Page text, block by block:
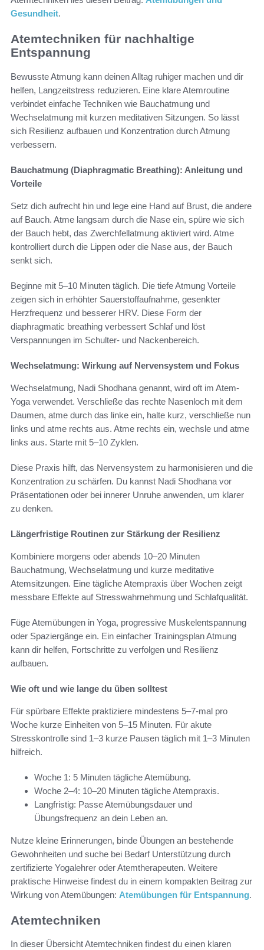
Gesundheit.
Atemtechniken für nachhaltige
Entspannung
Bewusste Atmung kann deinen Alltag ruhiger machen und dir
helfen, Langzeitstress reduzieren. Eine klare Atemroutine
verbindet einfache Techniken wie Bauchatmung und
Wechselatmung mit kurzen meditativen Sitzungen. So lässt
sich Resilienz aufbauen und Konzentration durch Atmung
verbessern.
Bauchatmung (Diaphragmatic Breathing): Anleitung und
Vorteile
Setz dich aufrecht hin und lege eine Hand auf Brust, die andere
auf Bauch. Atme langsam durch die Nase ein, spüre wie sich
der Bauch hebt, das Zwerchfellatmung aktiviert wird. Atme
kontrolliert durch die Lippen oder die Nase aus, der Bauch
senkt sich.
Beginne mit 5–10 Minuten täglich. Die tiefe Atmung Vorteile
zeigen sich in erhöhter Sauerstoffaufnahme, gesenkter
Herzfrequenz und besserer HRV. Diese Form der
diaphragmatic breathing verbessert Schlaf und löst
Verspannungen im Schulter- und Nackenbereich.
Wechselatmung: Wirkung auf Nervensystem und Fokus
Wechselatmung, Nadi Shodhana genannt, wird oft im Atem-
Yoga verwendet. Verschließe das rechte Nasenloch mit dem
Daumen, atme durch das linke ein, halte kurz, verschließe nun
links und atme rechts aus. Atme rechts ein, wechsle und atme
links aus. Starte mit 5–10 Zyklen.
Diese Praxis hilft, das Nervensystem zu harmonisieren und die
Konzentration zu schärfen. Du kannst Nadi Shodhana vor
Präsentationen oder bei innerer Unruhe anwenden, um klarer
zu denken.
Längerfristige Routinen zur Stärkung der Resilienz
Kombiniere morgens oder abends 10–20 Minuten
Bauchatmung, Wechselatmung und kurze meditative
Atemsitzungen. Eine tägliche Atempraxis über Wochen zeigt
messbare Effekte auf Stresswahrnehmung und Schlafqualität.
Füge Atemübungen in Yoga, progressive Muskelentspannung
oder Spaziergänge ein. Ein einfacher Trainingsplan Atmung
kann dir helfen, Fortschritte zu verfolgen und Resilienz
aufbauen.
Wie oft und wie lange du üben solltest
Für spürbare Effekte praktiziere mindestens 5–7-mal pro
Woche kurze Einheiten von 5–15 Minuten. Für akute
Stresskontrolle sind 1–3 kurze Pausen täglich mit 1–3 Minuten
hilfreich.
Woche 1: 5 Minuten tägliche Atemübung.
Woche 2–4: 10–20 Minuten tägliche Atempraxis.
Langfristig: Passe Atemübungsdauer und
Übungsfrequenz an dein Leben an.
Nutze kleine Erinnerungen, binde Übungen an bestehende
Gewohnheiten und suche bei Bedarf Unterstützung durch
zertifizierte Yogalehrer oder Atemtherapeuten. Weitere
praktische Hinweise findest du in einem kompakten Beitrag zur
Wirkung von Atemübungen: Atemübungen für Entspannung.
Atemtechniken
In dieser Übersicht Atemtechniken findest du einen klaren